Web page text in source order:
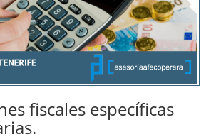
fiscales específicas